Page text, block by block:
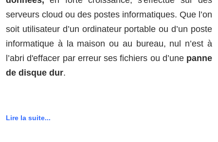
serveurs cloud ou des postes informatiques. Que l’on
soit utilisateur d’un ordinateur portable ou d’un poste
informatique à la maison ou au bureau, nul n’est à
l’abri d'effacer par erreur ses fichiers ou d’une panne
de disque dur.
Lire la suite...